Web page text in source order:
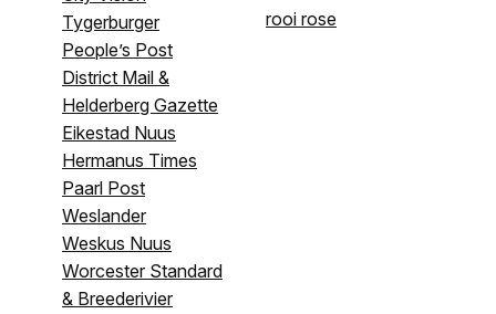
Tygerburger
People’s Post
District Mail &
Helderberg Gazette
Eikestad Nuus
Hermanus Times
Paarl Post
Weslander
Weskus Nuus
Worcester Standard
& Breederivier
rooi rose